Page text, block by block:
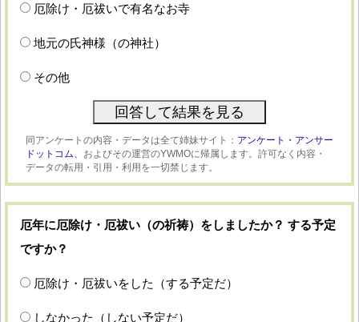
厄除け・厄祓いで有名なお寺
地元の氏神様（の神社）
その他
同アンケートの内容・データは全て姉妹サイト： アンケート・アンサー
ドットコム、 およびその運営のYWMOに帰属します。許可なく内容・
データの転用・引用・利用を一切禁じます。
厄年に厄除け・厄祓い（の祈祷）をしましたか？ する予定
ですか？
厄除け・厄祓いをした（する予定だ）
しなかった（しない予定だ）